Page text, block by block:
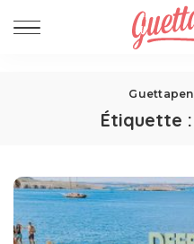
Guettapen
Étiquette :